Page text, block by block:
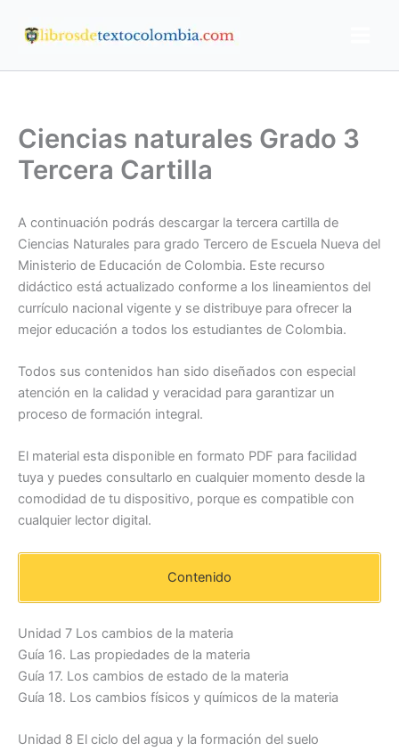
Ciencias naturales Grado 3
Tercera Cartilla
A continuación podrás descargar la tercera cartilla de
Ciencias Naturales para grado Tercero de Escuela Nueva del
Ministerio de Educación de Colombia. Este recurso
didáctico está actualizado conforme a los lineamientos del
currículo nacional vigente y se distribuye para ofrecer la
mejor educación a todos los estudiantes de Colombia.
Todos sus contenidos han sido diseñados con especial
atención en la calidad y veracidad para garantizar un
proceso de formación integral.
El material esta disponible en formato PDF para facilidad
tuya y puedes consultarlo en cualquier momento desde la
comodidad de tu dispositivo, porque es compatible con
cualquier lector digital.
Contenido
Unidad 7 Los cambios de la materia
Guía 16. Las propiedades de la materia
Guía 17. Los cambios de estado de la materia
Guía 18. Los cambios físicos y químicos de la materia
Unidad 8 El ciclo del agua y la formación del suelo